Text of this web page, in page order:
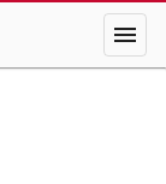
menu